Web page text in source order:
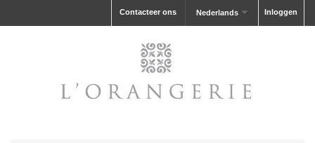
Inloggen
Nederlands
Contacteer ons